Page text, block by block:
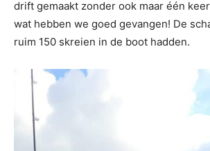
drift gemaakt zonder ook maar één
wat hebben we goed gevangen! De
ruim 150 skreien in de boot hadden.